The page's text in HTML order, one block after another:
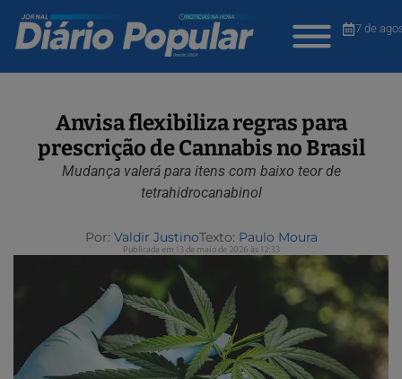
7 de
Anvisa flexibiliza regras para
prescrição de Cannabis no Brasil
Mudança valerá para itens com baixo teor de
tetrahidrocanabinol
Por: Valdir JustinoTexto: Paulo Moura
Publicada em 13 de maio de 2026 às 12:33